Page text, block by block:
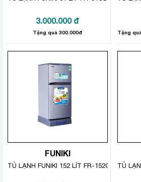
nhanh hơn nhờ công nghệ
tỏa nhanh chóng, đồng đều ngay
Ngăn rau quả cân
Ngăn rau quả được thiết kế khép
cáo giữ hơi ẩm thoát ra từ thực
lại trên lưới giúp cân bằng độ
nhiệt độ, duy trì sự tươi ngon của
3.000.000 đ
Tặng quà 300.000đ
FUNIKI
TỦ LẠNH FUNIKI 152 LÍT FR-152CL TỦ